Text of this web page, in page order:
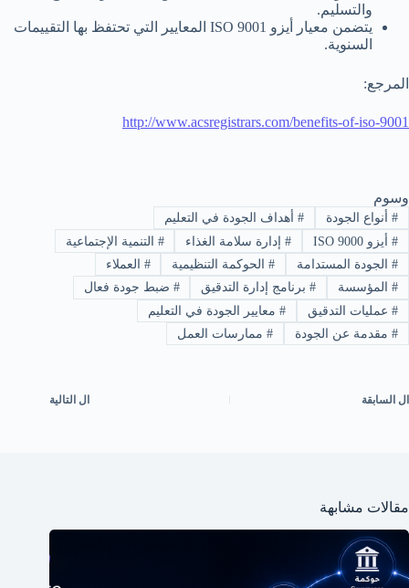
والتسليم.
يتضمن معيار أيزو ISO 9001 المعايير التي تحتفظ بها التقييمات
السنوية.
المرجع:
http://www.acsregistrars.com/benefits-of-iso-9001
وسوم
#أنواع الجودة #أهداف الجودة في التعليم
#أيزو ISO 9000 #إدارة سلامة الغذاء # التنمية الإجتماعية
#الجودة المستدامة #الحوكمة التنظيمية # العملاء
#المؤسسة #برنامج إدارة التدقيق # ضبط جودة فعال
#عمليات التدقيق #معايير الجودة في التعليم
#مقدمة عن الجودة #ممارسات العمل
ال السابقة ال التالية
مقالات مشابهة